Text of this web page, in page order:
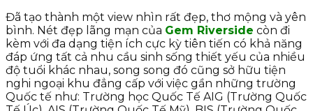
Đã tạo thành một view nhìn rất đẹp, thơ mộng và yên
bình. Nét đẹp lãng mạn của Gem Riverside còn đi
kèm với đa dạng tiện ích cực kỳ tiên tiến có khả năng
đáp ứng tất cả nhu cầu sinh sống thiết yếu của nhiều
độ tuổi khác nhau, song song đó cũng sở hữu tiện
nghi ngoại khu đẳng cấp với việc gần những trường
Quốc tế như: Trường học Quốc Tế AIG (Trường Quốc